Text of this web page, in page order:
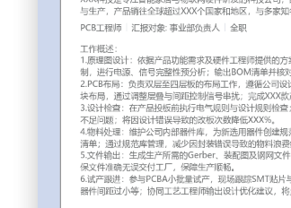
智能照明、安防传感等产品的研发与生
知名渠道商建立稳定合作。
PCB工程师汇报对象：部门总监
工作概述：
1.原理图设计：依据产品功能需求及硬
制；与结构工程师确认器件布局限制，
对关键器件参数，将平均设计周期缩短